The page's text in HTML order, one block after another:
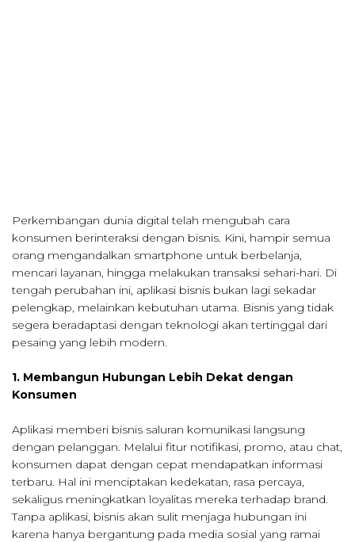
Perkembangan dunia digital telah mengubah cara
konsumen berinteraksi dengan bisnis. Kini, hampir semua
orang mengandalkan smartphone untuk berbelanja,
mencari layanan, hingga melakukan transaksi sehari-hari. Di
tengah perubahan ini, aplikasi bisnis bukan lagi sekadar
pelengkap, melainkan kebutuhan utama. Bisnis yang tidak
segera beradaptasi dengan teknologi akan tertinggal dari
pesaing yang lebih modern.
1. Membangun Hubungan Lebih Dekat dengan
Konsumen
Aplikasi memberi bisnis saluran komunikasi langsung
dengan pelanggan. Melalui fitur notifikasi, promo, atau chat,
konsumen dapat dengan cepat mendapatkan informasi
terbaru. Hal ini menciptakan kedekatan, rasa percaya,
sekaligus meningkatkan loyalitas mereka terhadap brand.
Tanpa aplikasi, bisnis akan sulit menjaga hubungan ini
karena hanya bergantung pada media sosial yang ramai